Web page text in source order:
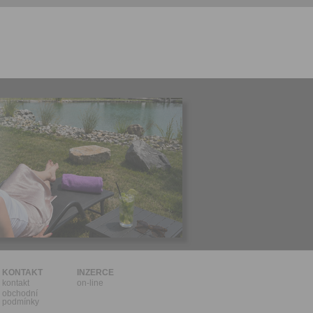
KONTAKT
kontakt
obchodní
podmínky
INZERCE
on-line
sdělení
v Praze.
let, nebo
pro tento
starší 16
s